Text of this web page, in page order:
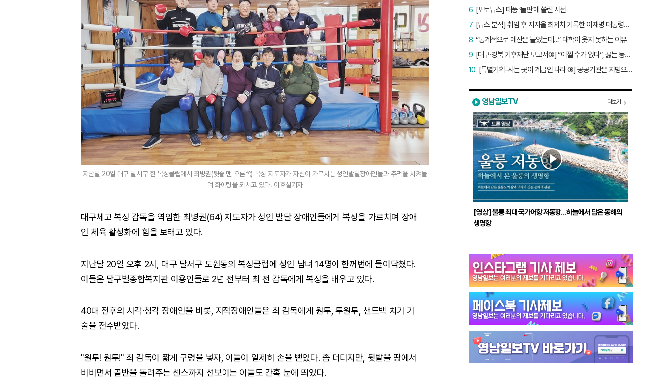
지난달 20일 대구 달서구 한 복싱클럽에서 최병권(뒷줄 맨 오른쪽) 복싱 지도자가 자신이 가르치는 성인발달장애인들과 주먹을 치켜들
며 화이팅을 외치고 있다. 이효설기자
대구체고 복싱 감독을 역임한 최병권(64) 지도자가 성인 발달 장애인들에게 복싱을 가르치며 장애
인 체육 활성화에 힘을 보태고 있다.
지난달 20일 오후 2시, 대구 달서구 도원동의 복싱클럽에 성인 남녀 14명이 한꺼번에 들이닥쳤다.
이들은 달구벌종합복지관 이용인들로 2년 전부터 최 전 감독에게 복싱을 배우고 있다.
40대 전후의 시각·청각 장애인을 비롯, 지적장애인들은 최 감독에게 원투, 투원투, 샌드백 치기 기
술을 전수받았다.
"원투! 원투!" 최 감독이 짧게 구령을 넣자, 이들이 일제히 손을 뻗었다. 좀 더디지만, 뒷발을 땅에서
비비면서 골반을 돌려주는 센스까지 선보이는 이들도 간혹 눈에 띄었다.
[포토뉴스] 태풍 ‘돌핀’에 쏠린 시선
6
[뉴스 분석] 취임 후 지지율 최저치 기록한 이재명 대통령…왜?
7
“통계적으로 예산은 늘었는데…” 대학이 웃지 못하는 이유
8
[대구·경북 기후재난 보고서③] “어쩔 수가 없다”, 끓는 동해…‘절멸 위기’ 경북 수산업
9
[특별기획-사는 곳이 계급인 나라 ⑨] 공공기관은 지방으로 왔지만, 그들이 사는 곳은 서울이었다
10
영남일보TV 더보기
[영상] 울릉 최대 국가어항 저동항…하늘에서 담은 동해의
생명항